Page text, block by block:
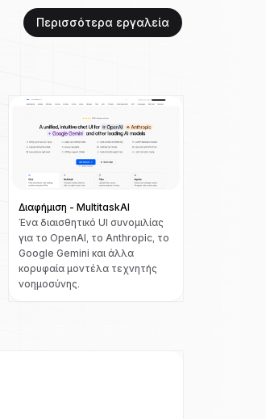
Περισσότερα εργαλεία
Διαφήμιση - MultitaskAI
Ένα διαισθητικό UI συνομιλίας
για το OpenAI, το Anthropic, το
Google Gemini και άλλα
κορυφαία μοντέλα τεχνητής
νοημοσύνης.